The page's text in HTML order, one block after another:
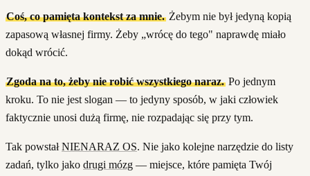
Coś, co pamięta kontekst za mnie.Żebym nie był jedyną kopią
zapasową własnej firmy. Żeby „wrócę do tego" naprawdę miało
dokąd wrócić.
Zgoda na to, żeby nie robić wszystkiego naraz.Po jednym
kroku. To nie jest slogan — to jedyny sposób, w jaki człowiek
faktycznie unosi dużą firmę, nie rozpadając się przy tym.
Tak powstałNIENARAZ OS. Nie jako kolejne narzędzie do listy
zadań, tylko jako drugi mózg — miejsce, które pamięta Twój